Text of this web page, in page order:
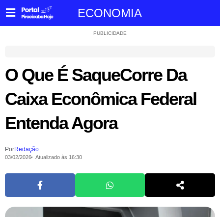
ECONOMIA
PUBLICIDADE
O Que É SaqueCorre Da
Caixa Econômica Federal
Entenda Agora
PorRedação
03/02/2026 Atualizado às 16:30